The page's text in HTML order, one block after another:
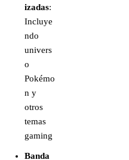
izadas:
Incluye
ndo
univers
o
Pokémo
n y
otros
temas
gaming
Banda